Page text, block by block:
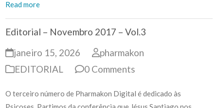
Read more
Editorial – Novembro 2017 – Vol.3
janeiro 15, 2026
pharmakon
EDITORIAL
0 Comments
O terceiro número de Pharmakon Digital é dedicado às